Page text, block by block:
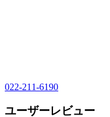
022-211-6190
ユーザーレビュー